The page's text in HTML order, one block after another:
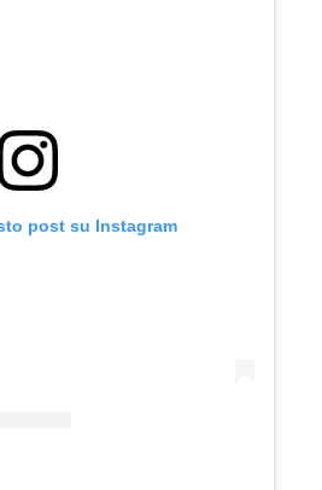
post su Instagram